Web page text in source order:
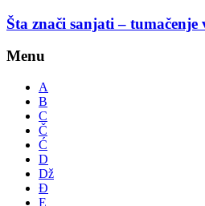
Šta znači sanjati – tumačenje
Menu
A
B
C
Č
Ć
D
Dž
Đ
E